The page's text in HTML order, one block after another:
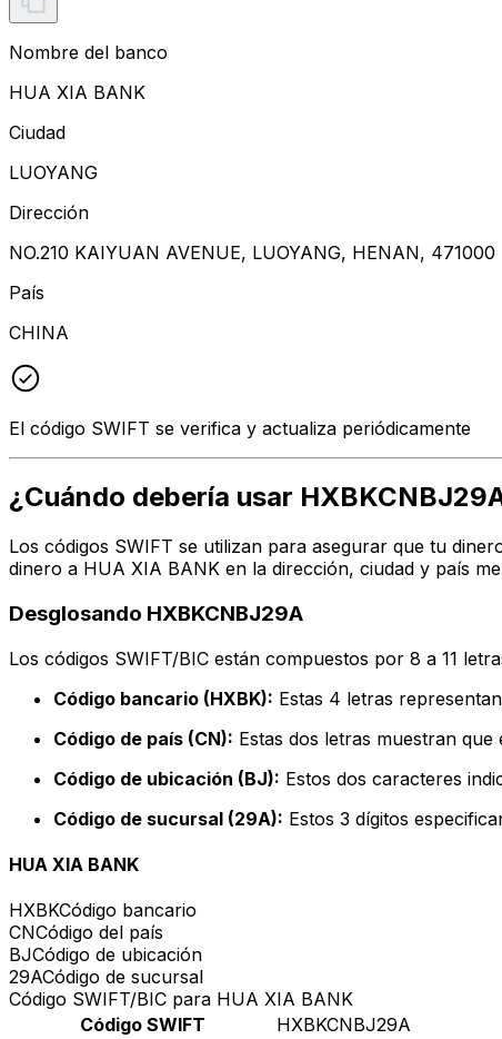
Nombre del banco
HUA XIA BANK
Ciudad
LUOYANG
Dirección
NO.210 KAIYUAN AVENUE, LUOYANG, HENAN, 471000
País
CHINA
El código SWIFT se verifica y actualiza periódicamente
¿Cuándo debería usar
Los códigos SWIFT se utilizan para asegurar que tu
dinero a HUA XIA BANK en la dirección, ciudad y país
Desglosando HXBKCNBJ29A
Los códigos SWIFT/BIC están compuestos por 8 a 11
Código bancario (HXBK): Estas 4 letras
Código de país (CN): Estas dos letras muestran que
Código de ubicación (BJ): Estos dos caracteres
Código de sucursal (29A): Estos 3 dígitos
HUA XIA BANK
HXBKCódigo bancario
CNCódigo del país
BJCódigo de ubicación
29ACódigo de sucursal
Código SWIFT/BIC para HUA XIA BANK
Código SWIFT
HXBKCNBJ29A